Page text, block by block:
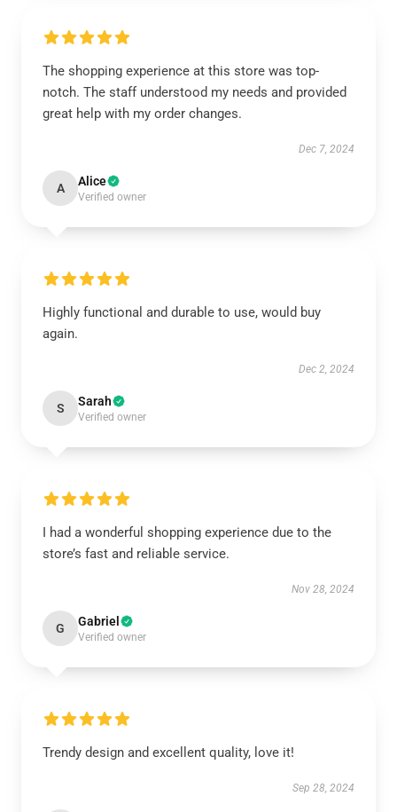
The shopping experience at this store was top-
notch. The staff understood my needs and provided
great help with my order changes.
Dec 7, 2024
A Alice
Verified owner
Highly functional and durable to use, would buy
again.
Dec 2, 2024
S Sarah
Verified owner
I had a wonderful shopping experience due to the
store’s fast and reliable service.
Nov 28, 2024
G Gabriel
Verified owner
Trendy design and excellent quality, love it!
Sep 28, 2024